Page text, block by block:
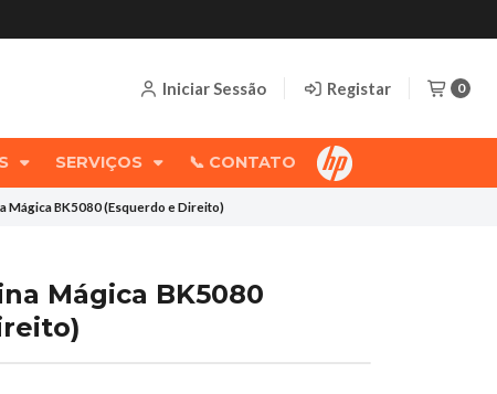
Iniciar Sessão Registar 0
SERVIÇOS 📞 CONTATO
Mágica BK5080 (Esquerdo e Direito)
Mágica BK5080